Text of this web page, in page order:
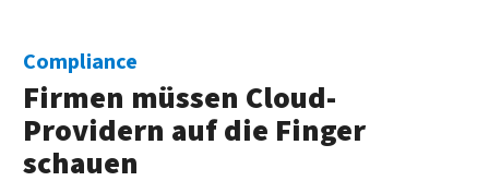
Compliance
Firmen müssen Cloud-
Providern auf die Finger
schauen